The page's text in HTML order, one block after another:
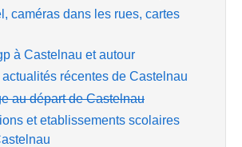
caméras dans les rues, cartes
à Castelnau et autour
récentes de Castelnau
au départ de Castelnau
et etablissements scolaires